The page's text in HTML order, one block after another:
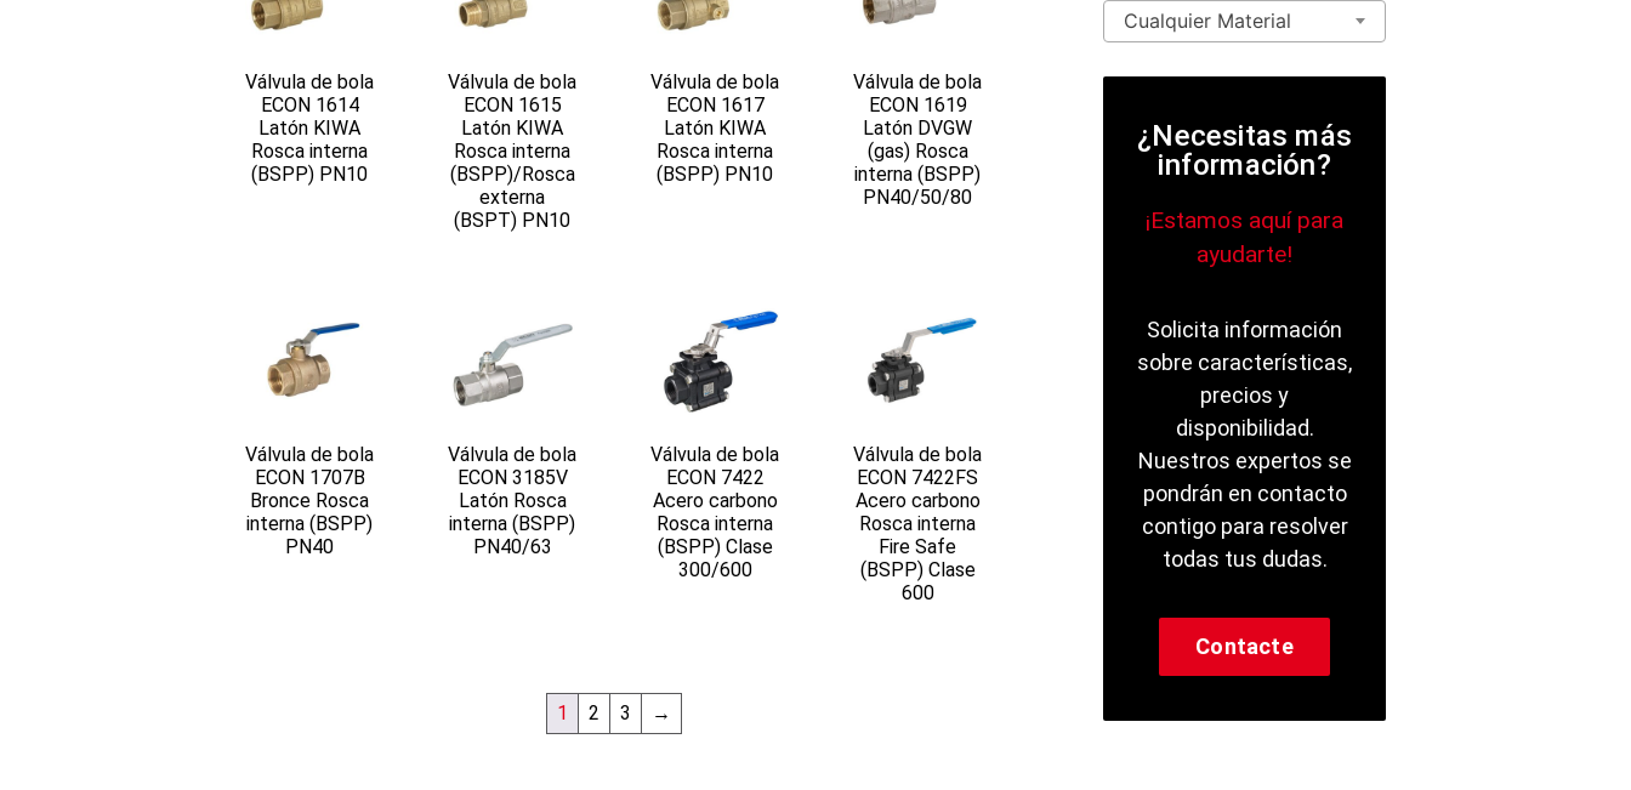
Válvula de bola
ECON 1614
Latón KIWA
Rosca interna
(BSPP) PN10
Válvula de bola
ECON 1615
Latón KIWA
Rosca interna
(BSPP)/Rosca
externa
(BSPT) PN10
Válvula de bola
ECON 1617
Latón KIWA
Rosca interna
(BSPP) PN10
Válvula de bola
ECON 1619
Latón DVGW
(gas) Rosca
interna (BSPP)
PN40/50/80
Válvula de bola
ECON 1707B
Bronce Rosca
interna (BSPP)
PN40
Válvula de bola
ECON 3185V
Latón Rosca
interna (BSPP)
PN40/63
Válvula de bola
ECON 7422
Acero carbono
Rosca interna
(BSPP) Clase
300/600
Válvula de bola
ECON 7422FS
Acero carbono
Rosca interna
Fire Safe
(BSPP) Clase
600
1 2 3 →
Cualquier Material
¿Necesitas más
información?
¡Estamos aquí para
ayudarte!
Solicita información
sobre características,
precios y
disponibilidad.
Nuestros expertos se
pondrán en contacto
contigo para resolver
todas tus dudas.
Contacte